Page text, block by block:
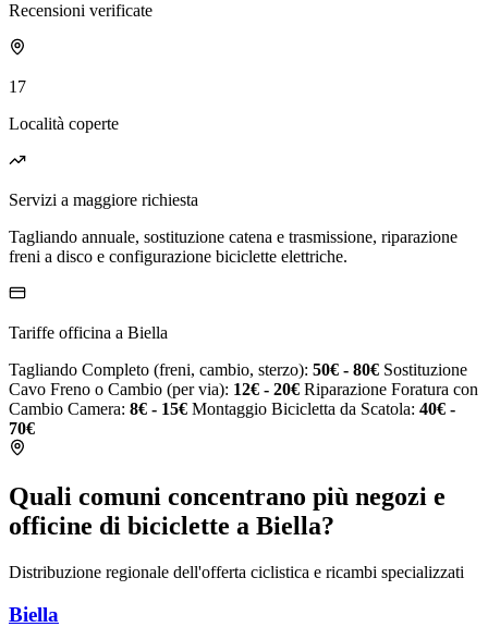
Recensioni verificate
17
Località coperte
Servizi a maggiore richiesta
Tagliando annuale, sostituzione catena e trasmissione, riparazione
freni a disco e configurazione biciclette elettriche.
Tariffe officina a Biella
Tagliando Completo (freni, cambio, sterzo): 50€ - 80€ Sostituzione
Cavo Freno o Cambio (per via): 12€ - 20€ Riparazione Foratura con
Cambio Camera: 8€ - 15€ Montaggio Bicicletta da Scatola: 40€ -
70€
Quali comuni concentrano più negozi e
officine di biciclette a Biella?
Distribuzione regionale dell'offerta ciclistica e ricambi specializzati
Biella